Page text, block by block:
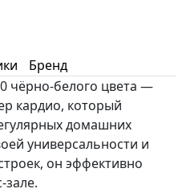
Бренд
чёрно-белого цвета —
кардио, который
домашних
универсальности и
он эффективно
зале.